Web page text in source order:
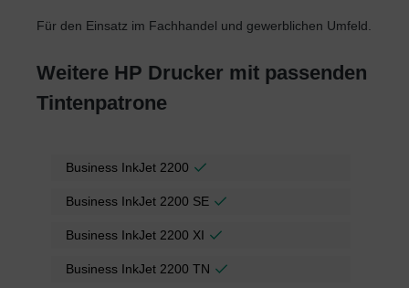
Für den Einsatz im Fachhandel und gewerblichen Umfeld.
Weitere HP Drucker mit passenden
Tintenpatrone
Business InkJet 2200
Business InkJet 2200 SE
Business InkJet 2200 XI
Business InkJet 2200 TN